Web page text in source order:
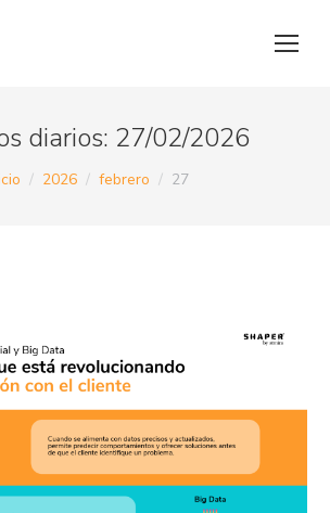
diarios: 27/02/2026
aquí:
2026 febrero 27